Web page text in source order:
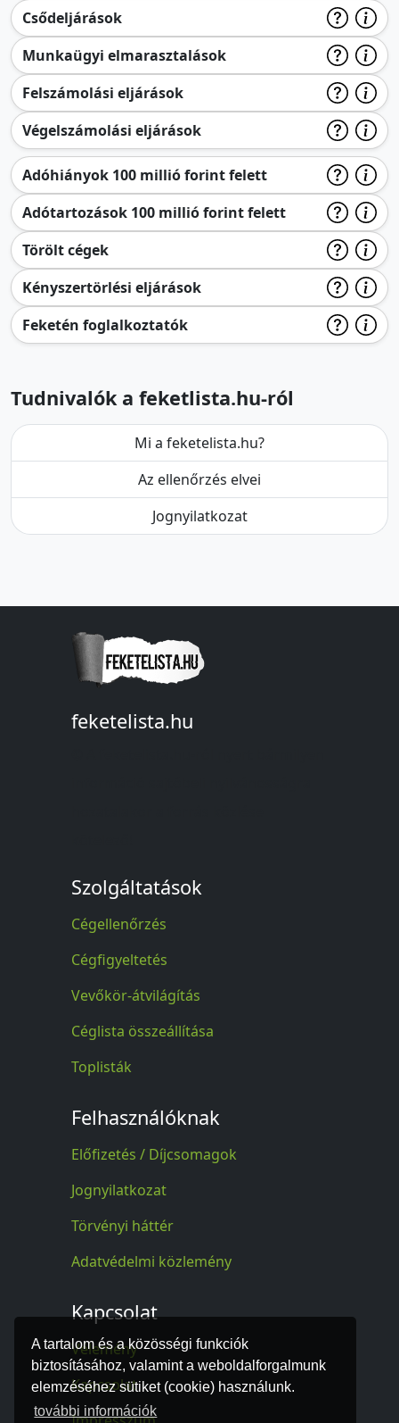
A tartalom és a közösségi funkciók
biztosításához, valamint a weboldalforgalmunk
elemzéséhez sütiket (cookie) használunk.
további információk
Csődeljárások
Munkaügyi elmarasztalások
Felszámolási eljárások
Végelszámolási eljárások
Adóhiányok 100 millió forint felett
Adótartozások 100 millió forint felett
Törölt cégek
Kényszertörlési eljárások
Feketén foglalkoztatók
Tudnivalók a feketlista.hu-ról
Mi a feketelista.hu?
Az ellenőrzés elvei
Jognyilatkozat
feketelista.hu
Szolgáltatások
Cégellenőrzés
Cégfigyeltetés
Vevőkör-átvilágítás
Céglista összeállítása
Toplisták
Felhasználóknak
Előfizetés / Díjcsomagok
Jognyilatkozat
Törvényi háttér
Adatvédelmi közlemény
Kapcsolat
Vélemény
Kapcsolat